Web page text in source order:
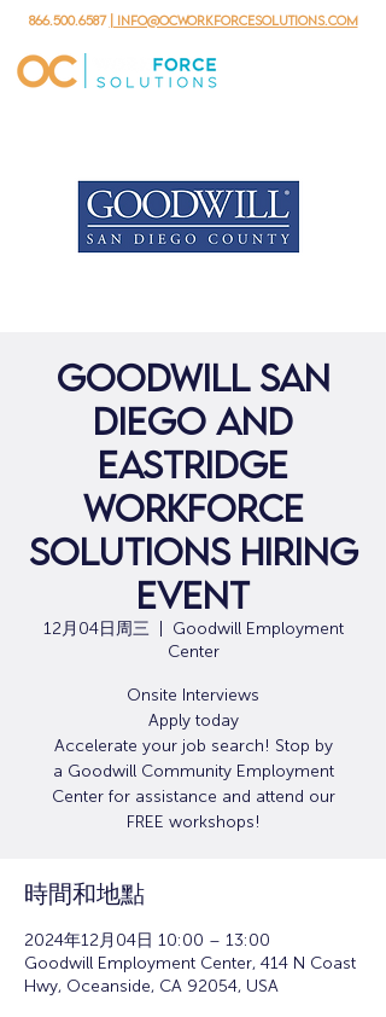
866.500.6587 | info@ocworkforcesolutions.com
Goodwill San
Diego and
Eastridge
Workforce
Solutions Hiring
Event
12月04日周三
Goodwill Employment
Center
Onsite Interviews
Apply today
Accelerate your job search! Stop by
a Goodwill Community Employment
Center for assistance and attend our
FREE workshops!
時間和地點
2024年12月04日 10:00 – 13:00
Goodwill Employment Center, 414 N Coast
Hwy, Oceanside, CA 92054, USA